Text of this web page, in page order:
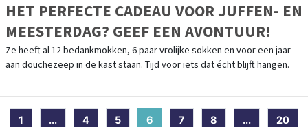
HET PERFECTE CADEAU VOOR JUFFEN- EN
MEESTERDAG? GEEF EEN AVONTUUR!
Ze heeft al 12 bedankmokken, 6 paar vrolijke sokken en voor een jaar
aan douchezeep in de kast staan. Tijd voor iets dat écht blijft hangen.
1 ... 4 5 6 (current)
7 8 ... 20